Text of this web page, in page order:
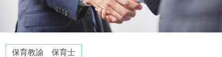
保育教諭 保育士